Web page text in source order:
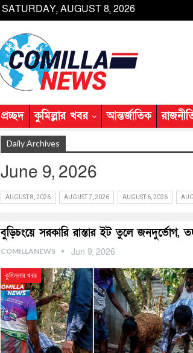
SATURDAY, AUGUST 8, 2026
প্রচ্ছদ কুমিল্লার খবর আন্তর্জাতিক
Daily Archives
June 9, 2026
AUGUST 8, 2026 AUGUST 7, 2026 AUGUST 6, 2026
বুড়িচংয়ে সরকারি রাস্তার ইট তুলে জনদুর্ভোগ,
COMILLANEWS Jun 9, 2026
কুমিল্লার খবর